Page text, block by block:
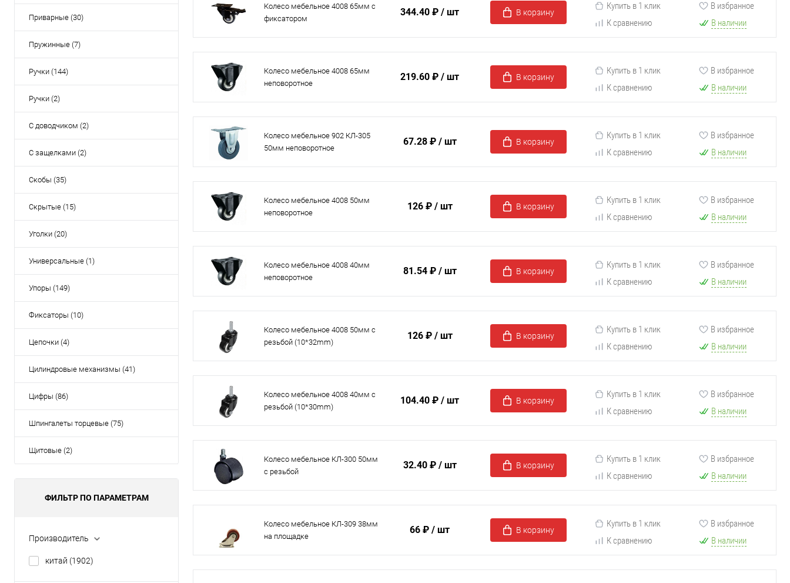
Приварные (30)
Пружинные (7)
Ручки (144)
Ручки (2)
С доводчиком (2)
С защелками (2)
Скобы (35)
Скрытые (15)
Уголки (20)
Универсальные (1)
Упоры (149)
Фиксаторы (10)
Цепочки (4)
Цилиндровые механизмы (41)
Цифры (86)
Шпингалеты торцевые (75)
Щитовые (2)
ФИЛЬТР ПО ПАРАМЕТРАМ
Производитель
китай (1902)
Колесо мебельное 4008 65мм с
фиксатором
344.40 ₽ / шт В корзину
Купить в 1 клик
К сравнению
В избранное
В наличии
Колесо мебельное 4008 65мм
неповоротное
219.60 ₽ / шт В корзину
Купить в 1 клик
К сравнению
В избранное
В наличии
Колесо мебельное 902 КЛ-305
50мм неповоротное
67.28 ₽ / шт В корзину
Купить в 1 клик
К сравнению
В избранное
В наличии
Колесо мебельное 4008 50мм
неповоротное
126 ₽ / шт В корзину
Купить в 1 клик
К сравнению
В избранное
В наличии
Колесо мебельное 4008 40мм
неповоротное
81.54 ₽ / шт В корзину
Купить в 1 клик
К сравнению
В избранное
В наличии
Колесо мебельное 4008 50мм с
резьбой (10*32mm)
126 ₽ / шт В корзину
Купить в 1 клик
К сравнению
В избранное
В наличии
Колесо мебельное 4008 40мм с
резьбой (10*30mm)
104.40 ₽ / шт В корзину
Купить в 1 клик
К сравнению
В избранное
В наличии
Колесо мебельное КЛ-300 50мм
с резьбой
32.40 ₽ / шт В корзину
Купить в 1 клик
К сравнению
В избранное
В наличии
Колесо мебельное КЛ-309 38мм
на площадке
66 ₽ / шт В корзину
Купить в 1 клик
К сравнению
В избранное
В наличии